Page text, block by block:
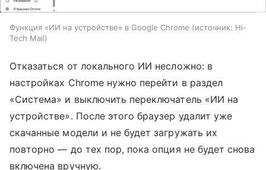
Функция «ИИ на устройстве» в Google Chrome источник: Hi-
Tech Mail
Отказаться от локального ИИ несложно: в
настройках Chrome нужно перейти в раздел
«Система» и выключить переключатель «ИИ на
устройстве». После этого браузер удалит уже
скачанные модели и не будет загружать их
повторно — до тех пор, пока опция не будет снова
включена вручную.